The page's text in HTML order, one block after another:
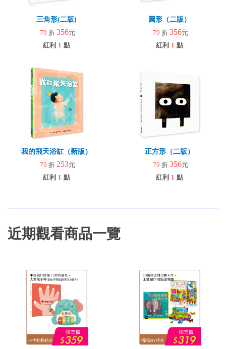
三角形(二版)
79 折 356元
紅利 1 點
圓形（二版）
79 折 356元
紅利 1 點
我的飛天浴缸（新版）
79 折 253元
紅利 1 點
正方形（二版）
79 折 356元
紅利 1 點
近期觀看商品一覽